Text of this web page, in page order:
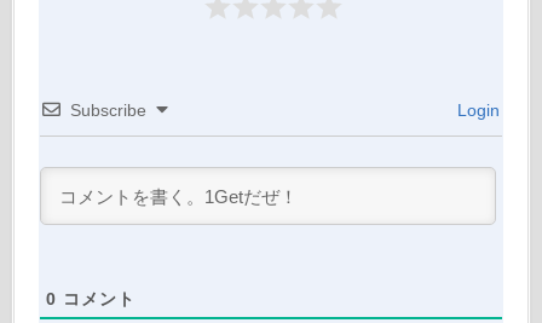
Subscribe Login
0 コメント